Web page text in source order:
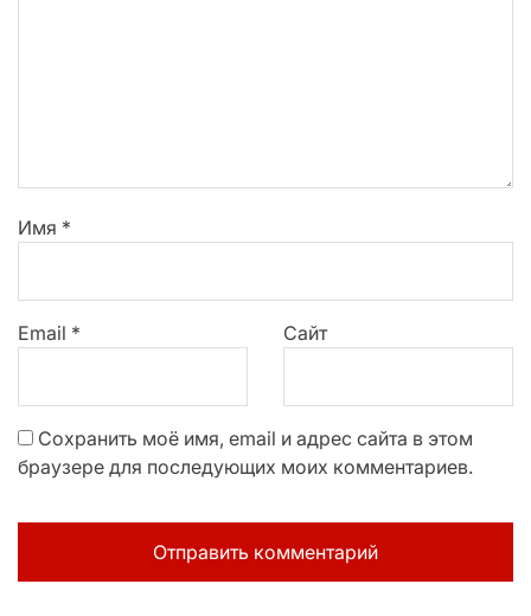
Имя *
Email * Сайт
Сохранить моё имя, email и адрес сайта в этом
браузере для последующих моих комментариев.